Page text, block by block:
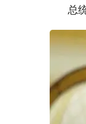
总